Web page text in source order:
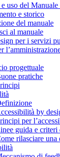
uso del
e storico
del manuale
al manuale
per i servizi
progettuale
pratiche
by
per
guida e criteri
rilasciare una